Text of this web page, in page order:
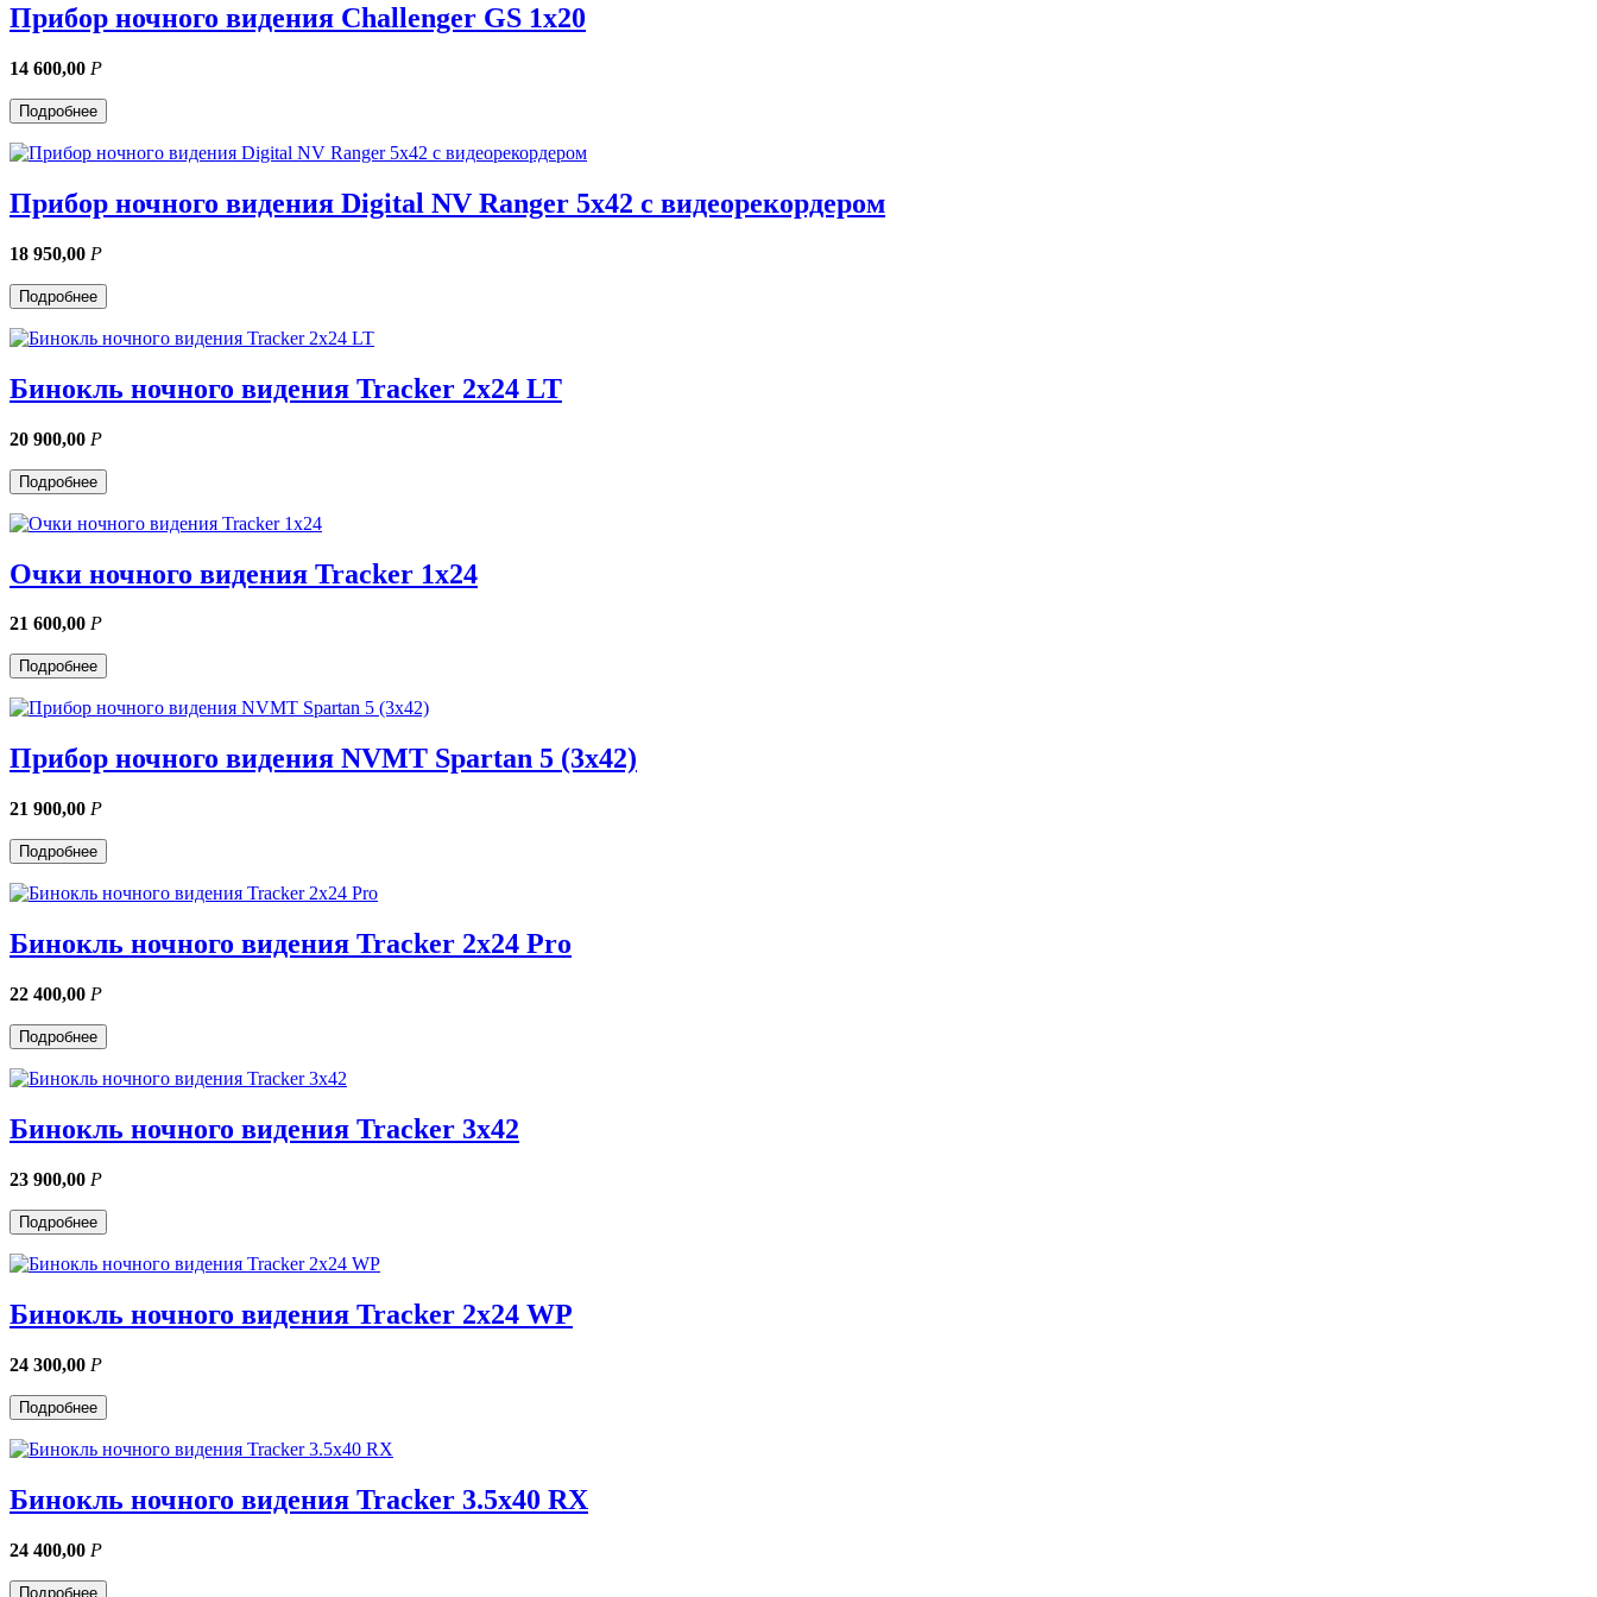
Прибор ночного видения Challenger GS 1x20
14 600,00 Р
Подробнее
Прибор ночного видения Digital NV Ranger 5x42 с видеорекордером
18 950,00 Р
Подробнее
Бинокль ночного видения Tracker 2x24 LT
20 900,00 Р
Подробнее
Очки ночного видения Tracker 1x24
21 600,00 Р
Подробнее
Прибор ночного видения NVMT Spartan 5 (3x42)
21 900,00 Р
Подробнее
Бинокль ночного видения Tracker 2x24 Pro
22 400,00 Р
Подробнее
Бинокль ночного видения Tracker 3x42
23 900,00 Р
Подробнее
Бинокль ночного видения Tracker 2x24 WP
24 300,00 Р
Подробнее
Бинокль ночного видения Tracker 3.5x40 RX
24 400,00 Р
Подробнее